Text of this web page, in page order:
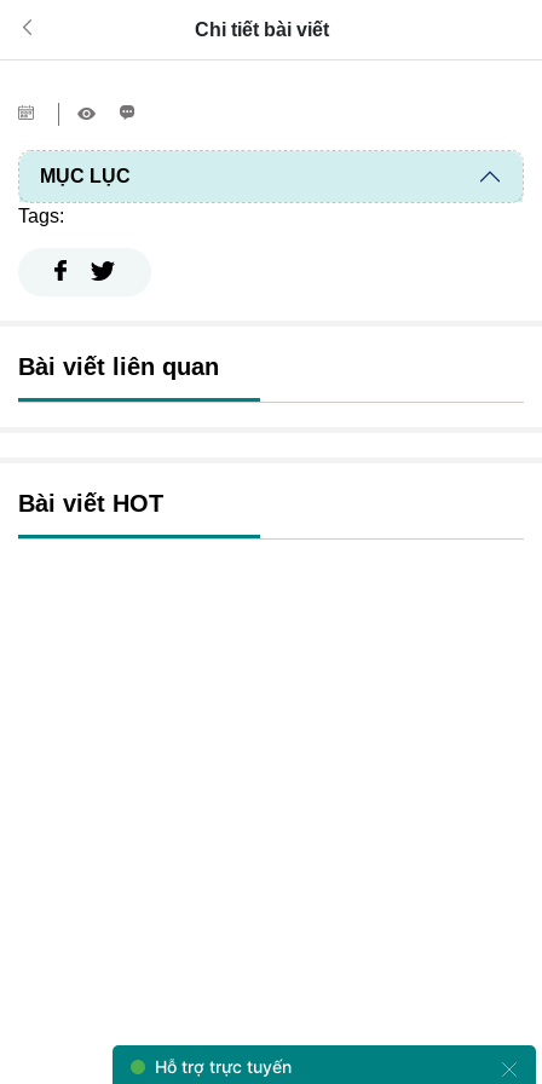
Chi tiết bài viết
MỤC LỤC
Tags:
Bài viết liên quan
Bài viết HOT